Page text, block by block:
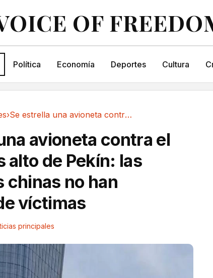
OF
Política Economía Deportes Cultura
› Se estrella una avioneta contra el edificio...
avioneta contra el
alto de Pekín: las
chinas no han
víctimas
principales